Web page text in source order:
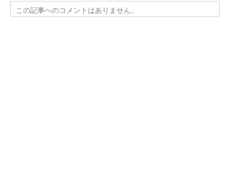
この記事へのコメントはありません。